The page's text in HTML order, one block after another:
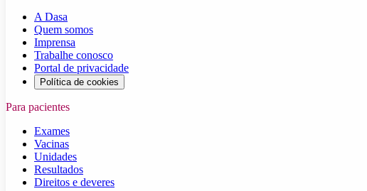
A Dasa
Quem somos
Imprensa
Trabalhe conosco
Portal de privacidade
Política de cookies
Para pacientes
Exames
Vacinas
Unidades
Resultados
Direitos e deveres